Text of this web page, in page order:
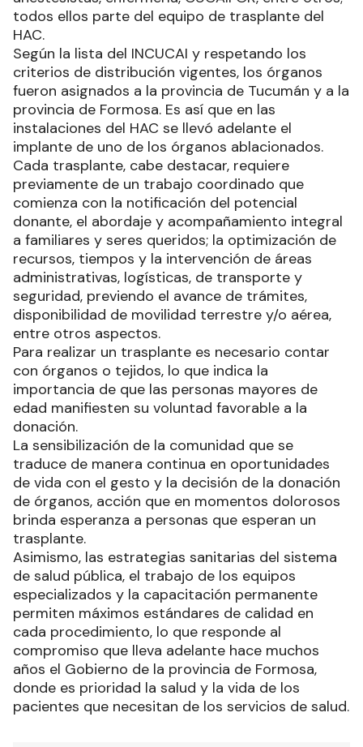
todos ellos parte del equipo de trasplante del
HAC.
Según la lista del INCUCAI y respetando los
criterios de distribución vigentes, los órganos
fueron asignados a la provincia de Tucumán y a la
provincia de Formosa. Es así que en las
instalaciones del HAC se llevó adelante el
implante de uno de los órganos ablacionados.
Cada trasplante, cabe destacar, requiere
previamente de un trabajo coordinado que
comienza con la notificación del potencial
donante, el abordaje y acompañamiento integral
a familiares y seres queridos; la optimización de
recursos, tiempos y la intervención de áreas
administrativas, logísticas, de transporte y
seguridad, previendo el avance de trámites,
disponibilidad de movilidad terrestre y/o aérea,
entre otros aspectos.
Para realizar un trasplante es necesario contar
con órganos o tejidos, lo que indica la
importancia de que las personas mayores de
edad manifiesten su voluntad favorable a la
donación.
La sensibilización de la comunidad que se
traduce de manera continua en oportunidades
de vida con el gesto y la decisión de la donación
de órganos, acción que en momentos dolorosos
brinda esperanza a personas que esperan un
trasplante.
Asimismo, las estrategias sanitarias del sistema
de salud pública, el trabajo de los equipos
especializados y la capacitación permanente
permiten máximos estándares de calidad en
cada procedimiento, lo que responde al
compromiso que lleva adelante hace muchos
años el Gobierno de la provincia de Formosa,
donde es prioridad la salud y la vida de los
pacientes que necesitan de los servicios de salud.